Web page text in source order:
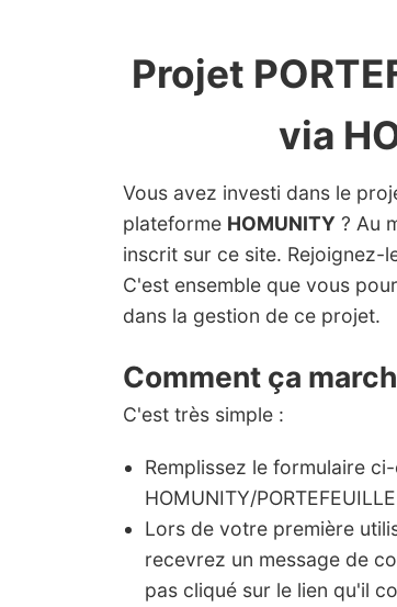
Projet
via
Vous avez investi dans le
plateforme HOMUNITY ? Au
inscrit sur ce site. Rejoignez-
C'est ensemble que vous
dans la gestion de ce projet.
Comment ça
C'est très simple :
Remplissez le formulaire
HOMUNITY/
Lors de votre première
recevrez un message de
pas cliqué sur le lien qu'il